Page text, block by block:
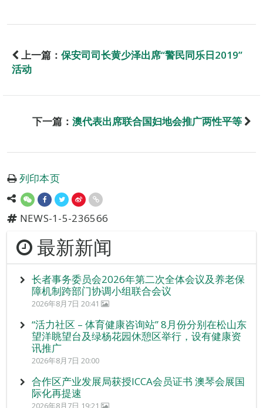
上一篇： 保安司司长黄少泽出席“警民同乐日2019”
活动
下一篇： 澳代表出席联合国妇地会推广两性平等
列印本页
NEWS-1-5-236566
最新新闻
长者事务委员会2026年第二次全体会议及养老保
障机制跨部门协调小组联合会议
2026年8月7日 20:41
“活力社区 – 体育健康咨询站” 8月份分别在松山东
望洋眺望台及绿杨花园休憩区举行，设有健康资
讯推广
2026年8月7日 20:00
合作区产业发展局获授ICCA会员证书 澳琴会展国
际化再提速
2026年8月7日 19:21